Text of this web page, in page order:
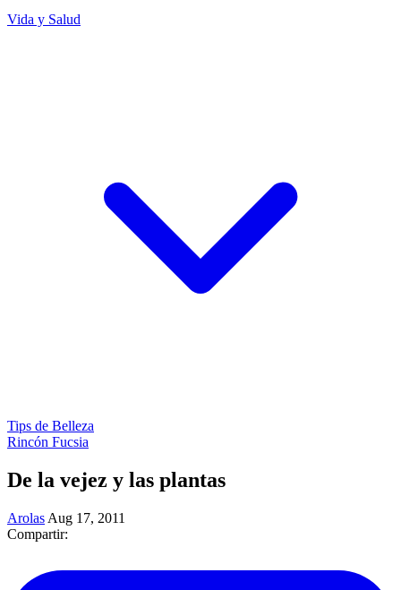
Vida y Salud
Tips de Belleza
Rincón Fucsia
De la vejez y las plantas
Arolas Aug 17, 2011
Compartir: